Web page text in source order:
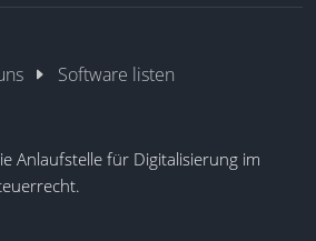
Software listen
Anlaufstelle für Digitalisierung im